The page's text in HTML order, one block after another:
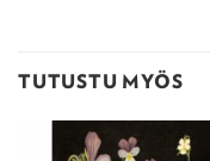
TUTUSTU MYÖS